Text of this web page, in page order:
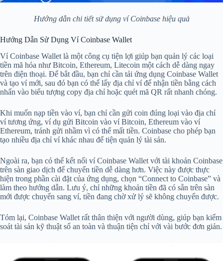
Hướng dẫn chi tiết sử dụng ví Coinbase hiệu quả
Hướng Dẫn Sử Dụng Ví Coinbase Wallet
Ví Coinbase Wallet là một công cụ tiện lợi giúp bạn quản lý các loại
tiền mã hóa như Bitcoin, Ethereum, Litecoin một cách dễ dàng ngay
trên điện thoại. Để bắt đầu, bạn chỉ cần tải ứng dụng Coinbase Wallet
và tạo ví mới, sau đó bạn có thể lấy địa chỉ ví để nhận tiền bằng cách
nhấn vào biểu tượng copy địa chỉ hoặc quét mã QR rất nhanh chóng.
Khi muốn nạp tiền vào ví, bạn chỉ cần gửi coin đúng loại vào địa chỉ
ví tương ứng, ví dụ gửi Bitcoin vào ví Bitcoin, Ethereum vào ví
Ethereum, tránh gửi nhầm vì có thể mất tiền. Coinbase cho phép bạn
tạo nhiều địa chỉ ví khác nhau để tiện quản lý tài sản.
Ngoài ra, bạn có thể kết nối ví Coinbase Wallet với tài khoản Coinbase
trên sàn giao dịch để chuyển tiền dễ dàng hơn. Việc này được thực
hiện trong phần cài đặt của ứng dụng, chọn “Connect to Coinbase” và
làm theo hướng dẫn. Lưu ý, chỉ những khoản tiền đã có sẵn trên sàn
mới được chuyển sang ví, tiền đang chờ xử lý sẽ không chuyển được.
Tóm lại, Coinbase Wallet rất thân thiện với người dùng, giúp bạn kiểm
soát tài sản kỹ thuật số an toàn và thuận tiện chỉ với vài bước đơn giản.